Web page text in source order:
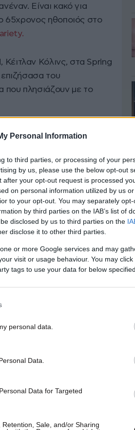
Personal Information
to third parties, or processing of your
by us, please use the below opt-out
your opt-out request is processed
on personal information utilized by us
to your opt-out. You may separately
by third parties on the IAB’s list of
disclosed by us to third parties on the
disclose it to other third parties.
or more Google services and may
visit or usage behaviour. You may
tags to use your data for below
personal data.
Data.
Data for Targeted
Sale, and/or Sharing
Είναι κακό για
65χρονος ηθοποιός στο
Κέιτλαν Κόλινς, στα Spring
του
που πλησιάζουν με το
attending
Oscars,
after
for selfies at
with anyone.
την ενόχλησή
ένα παιδί με αναπηρία